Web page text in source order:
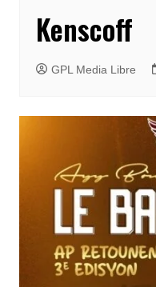
Kenscoff
GPL Media Libre